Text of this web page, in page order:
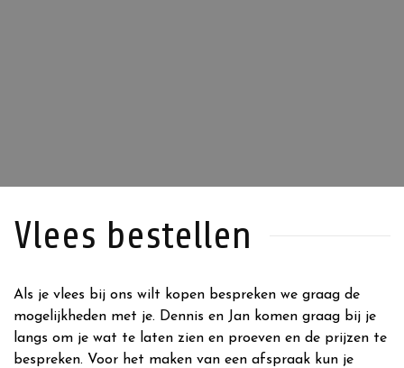
Vlees bestellen
Als je vlees bij ons wilt kopen bespreken we graag de
mogelijkheden met je. Dennis en Jan komen graag bij je
langs om je wat te laten zien en proeven en de prijzen te
bespreken. Voor het maken van een afspraak kun je